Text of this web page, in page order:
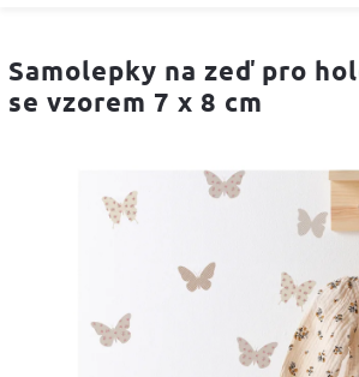
Samolepky na zeď pro
se vzorem 7 x 8 cm